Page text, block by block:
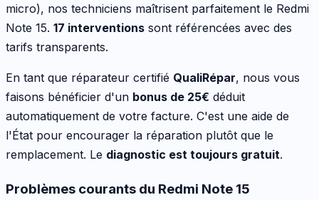
micro), nos techniciens maîtrisent parfaitement le Redmi
Note 15. 17 interventions sont référencées avec des
tarifs transparents.
En tant que réparateur certifié QualiRépar, nous vous
faisons bénéficier d'un bonus de 25€ déduit
automatiquement de votre facture. C'est une aide de
l'État pour encourager la réparation plutôt que le
remplacement. Le diagnostic est toujours gratuit.
Problèmes courants du Redmi Note 15